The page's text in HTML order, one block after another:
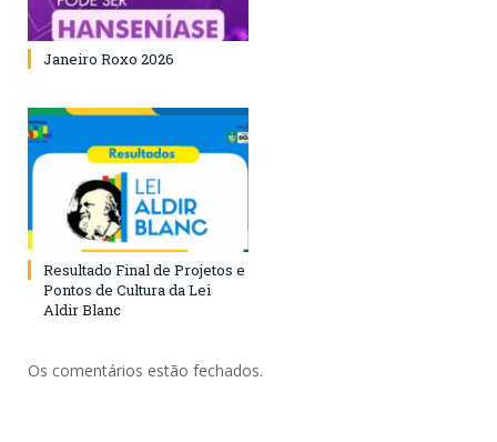
Janeiro Roxo 2026
Resultado Final de Projetos e
Pontos de Cultura da Lei
Aldir Blanc
Os comentários estão fechados.